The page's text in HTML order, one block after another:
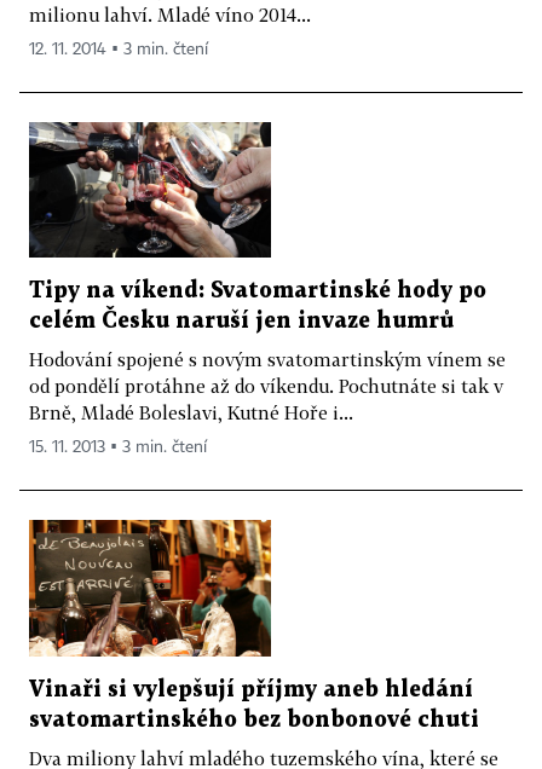
milionu lahví. Mladé víno 2014...
12. 11. 2014 ▪ 3 min. čtení
Tipy na víkend: Svatomartinské hody po
celém Česku naruší jen invaze humrů
Hodování spojené s novým svatomartinským vínem se
od pondělí protáhne až do víkendu. Pochutnáte si tak v
Brně, Mladé Boleslavi, Kutné Hoře i...
15. 11. 2013 ▪ 3 min. čtení
Vinaři si vylepšují příjmy aneb hledání
svatomartinského bez bonbonové chuti
Dva miliony lahví mladého tuzemského vína, které se